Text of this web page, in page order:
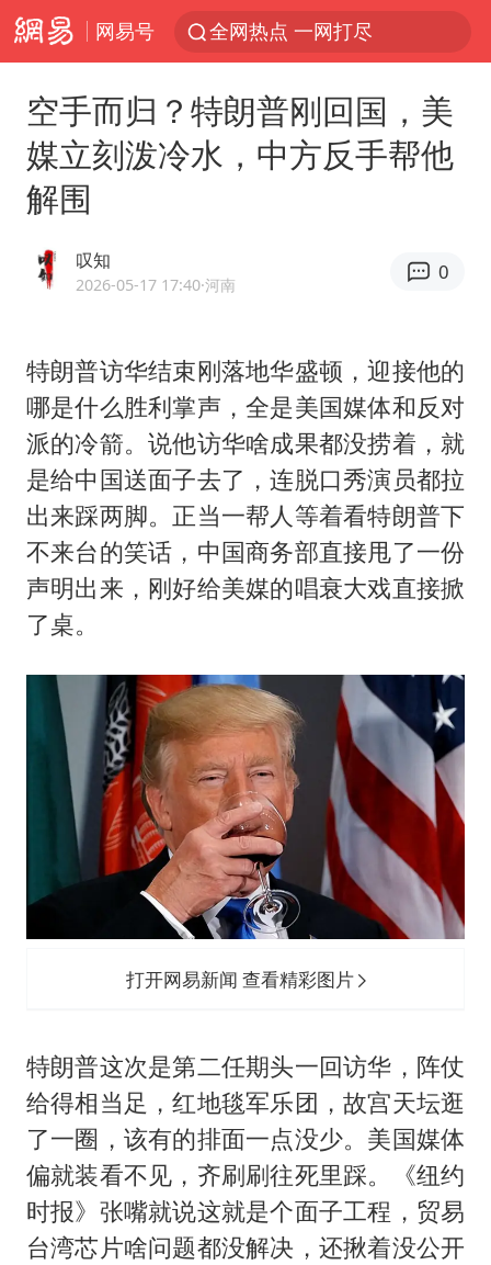
网易号 全网热点 一网打尽
空手而归？特朗普刚回国，美
媒立刻泼冷水，中方反手帮他
解围
叹知
2026-05-17 17:40·河南
0
特朗普访华结束刚落地华盛顿 ，迎接他的
哪是什么胜利掌声，全是美国媒体和反对
派的冷箭。说他访华啥成果都没捞着，就
是给中国送面子去了，连脱口秀演员都拉
出来踩两脚。正当一帮人等着看特朗普下
不来台的笑话，中国商务部直接甩了一份
声明出来，刚好给美媒的唱衰大戏直接掀
了桌。
打开网易新闻 查看精彩图片
特朗普这次是第二任期头一回访华，阵仗
给得相当足，红地毯军乐团，故宫天坛逛
了一圈，该有的排面一点没少。美国媒体
偏就装看不见，齐刷刷往死里踩。《纽约
时报》张嘴就说这就是个面子工程，贸易
台湾芯片啥问题都没解决，还揪着没公开